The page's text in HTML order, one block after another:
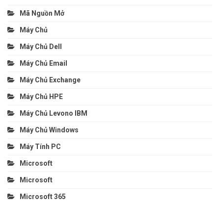
Mã Nguồn Mở
Máy Chủ
Máy Chủ Dell
Máy Chủ Email
Máy Chủ Exchange
Máy Chủ HPE
Máy Chủ Levono IBM
Máy Chủ Windows
Máy Tính PC
Microsoft
Microsoft
Microsoft 365